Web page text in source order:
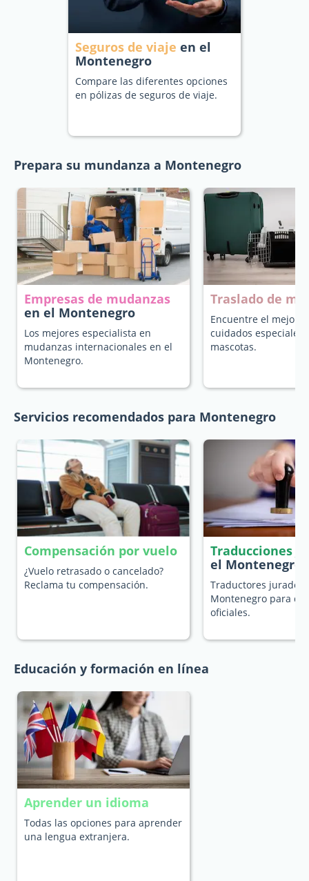
Seguros de viaje en el
Montenegro
Compare las diferentes opciones
en pólizas de seguros de viaje.
Prepara su mundanza a Montenegro
Empresas de mudanzas
en el Montenegro
Los mejores especialista en
mudanzas internacionales en el
Montenegro.
Traslado de
Encuentre el mejor
cuidados especiales
mascotas.
Servicios recomendados para Montenegro
Compensación por vuelo
¿Vuelo retrasado o cancelado?
Reclama tu compensación.
Traducciones
el Montenegro
Traductores jurados
Montenegro para
oficiales.
Educación y formación en línea
Aprender un idioma
Todas las opciones para aprender
una lengua extranjera.